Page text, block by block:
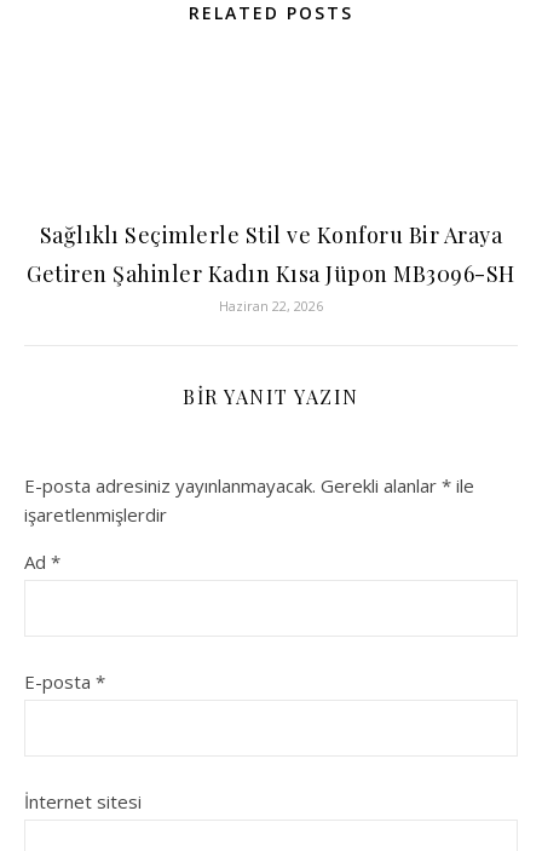
RELATED POSTS
Sağlıklı Seçimlerle Stil ve Konforu Bir Araya
Getiren Şahinler Kadın Kısa Jüpon MB3096-SH
Haziran 22, 2026
BIR YANIT YAZIN
E-posta adresiniz yayınlanmayacak. Gerekli alanlar * ile
işaretlenmişlerdir
Ad *
E-posta *
İnternet sitesi